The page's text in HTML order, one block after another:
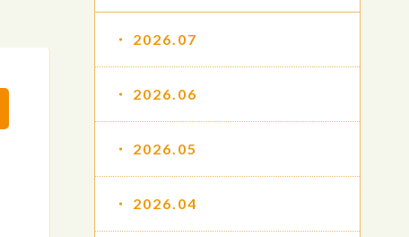
2026.07
2026.06
2026.05
2026.04